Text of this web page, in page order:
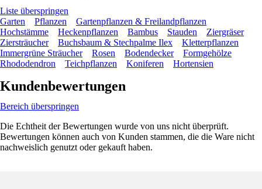
Liste überspringen
Garten
Pflanzen
Gartenpflanzen & Freilandpflanzen
Hochstämme
Heckenpflanzen Bambus Stauden
Ziergräser
Ziersträucher
Buchsbaum & Stechpalme Ilex
Kletterpflanzen
Immergrüne Sträucher
Rosen Bodendecker
Formgehölze
Rhododendron
Teichpflanzen Koniferen Hortensien
Kundenbewertungen
Bereich überspringen
Die Echtheit der Bewertungen wurde von uns nicht überprüft.
Bewertungen können auch von Kunden stammen, die die Ware nicht
nachweislich genutzt oder gekauft haben.